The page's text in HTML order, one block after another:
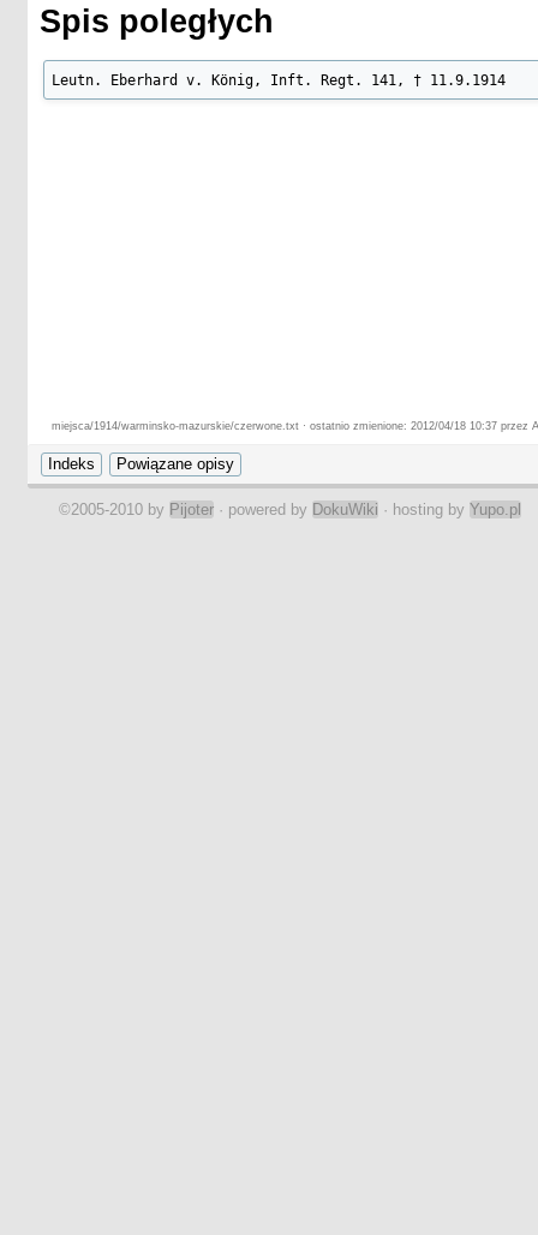
Spis poległych
Leutn. Eberhard v. König, Inft. Regt. 141, † 11.9.1914
miejsca/1914/warminsko-mazurskie/czerwone.txt · ostatnio zmienione: 2012/04/18 10:37 przez
©2005-2010 by Pijoter · powered by DokuWiki · hosting by Yupo.pl